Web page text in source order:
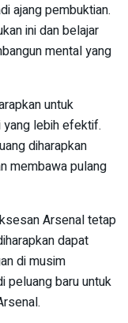
ajang pembuktian.
ini dan belajar
mental yang
untuk
lebih efektif.
diharapkan
membawa pulang
Arsenal tetap
dapat
di musim
peluang baru untuk